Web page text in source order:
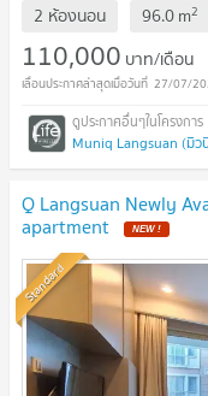
2 ห้องนอน 96.0m2
110,000 บาท/เดือน
27/07/
Muniq Langsuan (มิ
Q Langsuan Newly
apartment
Standard